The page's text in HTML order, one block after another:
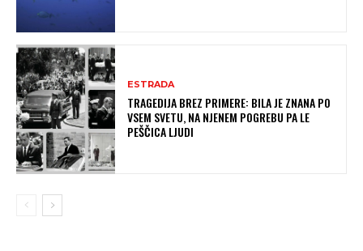
ESTRADA
TRAGEDIJA BREZ PRIMERE: BILA JE ZNANA PO
VSEM SVETU, NA NJENEM POGREBU PA LE
PEŠČICA LJUDI